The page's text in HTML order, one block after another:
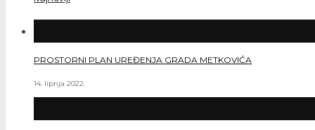
PROSTORNI PLAN UREĐENJA GRADA METKOVIĆA
14. lipnja 2022.